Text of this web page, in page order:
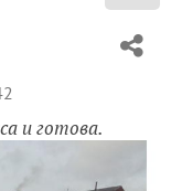
и готова.